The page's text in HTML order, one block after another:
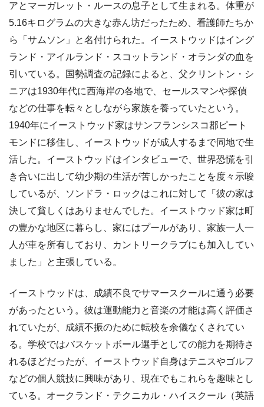
アとマーガレット・ルースの息子として生まれる。体重が
5.16キログラムの大きな赤ん坊だったため、看護師たちか
ら「サムソン」と名付けられた。イーストウッドはイング
ランド・アイルランド・スコットランド・オランダの血を
引いている。国勢調査の記録によると、父クリントン・シ
ニアは1930年代に西海岸の各地で、セールスマンや探偵
などの仕事を転々としながら家族を養っていたという。
1940年にイーストウッド家はサンフランシスコ郡ピート
モンドに移住し、イーストウッドが成人するまで同地で生
活した。イーストウッドはインタビューで、世界恐慌を引
き合いに出して幼少期の生活が苦しかったことを度々示唆
しているが、ソンドラ・ロックはこれに対して「彼の家は
決して貧しくはありませんでした。イーストウッド家は町
の豊かな地区に暮らし、家にはプールがあり、家族一人一
人が車を所有しており、カントリークラブにも加入してい
ました」と主張している。
イーストウッドは、成績不良でサマースクールに通う必要
があったという。彼は運動能力と音楽の才能は高く評価さ
れていたが、成績不振のために転校を余儀なくされてい
る。学校ではバスケットボール選手としての能力を期待さ
れるほどだったが、イーストウッド自身はテニスやゴルフ
などの個人競技に興味があり、現在でもこれらを趣味とし
ている。オークランド・テクニカル・ハイスクール（英語